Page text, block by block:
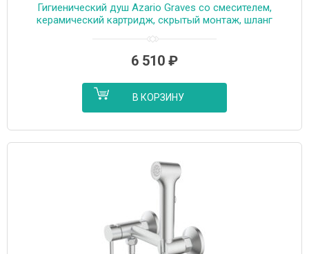
Гигиенический душ Azario Graves со смесителем,
керамический картридж, скрытый монтаж, шланг
6 510 ₽
В КОРЗИНУ